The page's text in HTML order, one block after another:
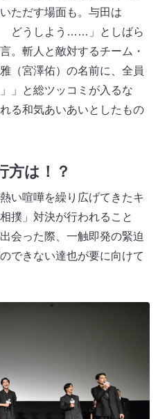
ただす場面も。与田は
どうしよう……」としばら
。斬人と敵対するチーム・
（宮澤佑）の名前に、全員
」と総ツッコミが入るな
る和気あいあいとしたもの
方は！？
い喧嘩を繰り広げてきたキ
撲」対決が行われること
会った際、一触即発の緊迫
できない達也が要に向けて